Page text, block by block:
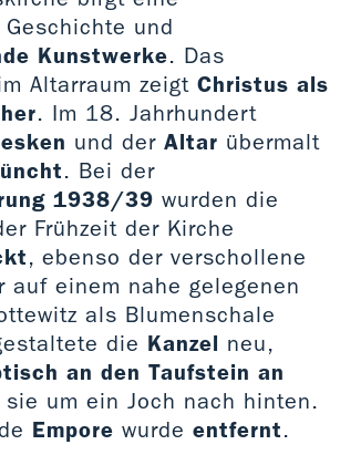
und
Kunstwerke. Das
Altarraum zeigt Christus als
. Im 18. Jahrhundert
und der Altar übermalt
. Bei der
1938/39 wurden die
Frühzeit der Kirche
, ebenso der verschollene
auf einem nahe gelegenen
als Blumenschale
die Kanzel neu,
an den Taufstein an
sie um ein Joch nach hinten.
Empore wurde entfernt.